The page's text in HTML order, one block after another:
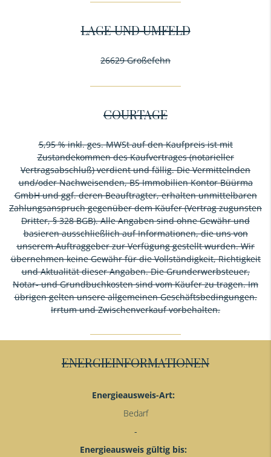
LAGE UND UMFELD
26629 Großefehn
COURTAGE
5,95 % inkl. ges. MWSt auf den Kaufpreis ist mit
Zustandekommen des Kaufvertrages (notarieller
Vertragsabschluß) verdient und fällig. Die Vermittelnden
und/oder Nachweisenden, BS Immobilien Kontor Büürma
GmbH und ggf. deren Beauftragter, erhalten unmittelbaren
Zahlungsanspruch gegenüber dem Käufer (Vertrag zugunsten
Dritter, § 328 BGB). Alle Angaben sind ohne Gewähr und
basieren ausschließlich auf Informationen, die uns von
unserem Auftraggeber zur Verfügung gestellt wurden. Wir
übernehmen keine Gewähr für die Vollständigkeit, Richtigkeit
und Aktualität dieser Angaben. Die Grunderwerbsteuer,
Notar- und Grundbuchkosten sind vom Käufer zu tragen. Im
übrigen gelten unsere allgemeinen Geschäftsbedingungen.
Irrtum und Zwischenverkauf vorbehalten.
ENERGIEINFORMATIONEN
Energieausweis-Art:
Bedarf
Energieausweis gültig bis: